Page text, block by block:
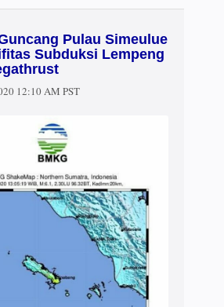
Pulau Simeulue
Subduksi Lempeng
12:10 AM PST